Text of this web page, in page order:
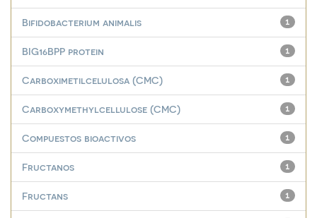
1
Bifidobacterium animalis
1
BIG16BPP protein
1
Carboximetilcelulosa (CMC)
1
Carboxymethylcellulose (CMC)
1
Compuestos bioactivos
1
Fructanos
1
Fructans